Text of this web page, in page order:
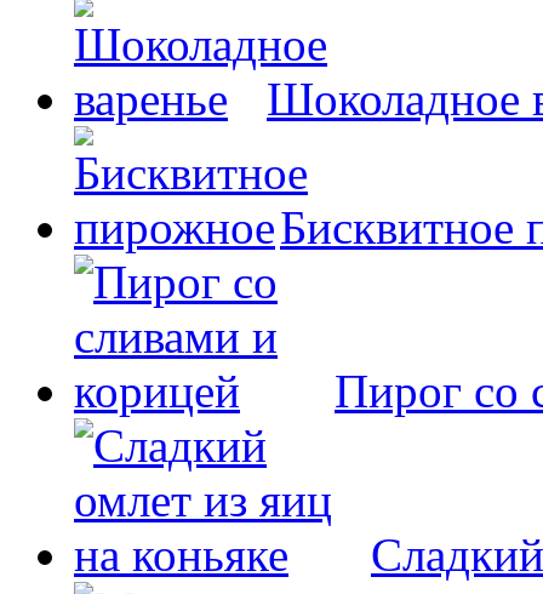
Шоколадное
Бисквитное
Пирог со